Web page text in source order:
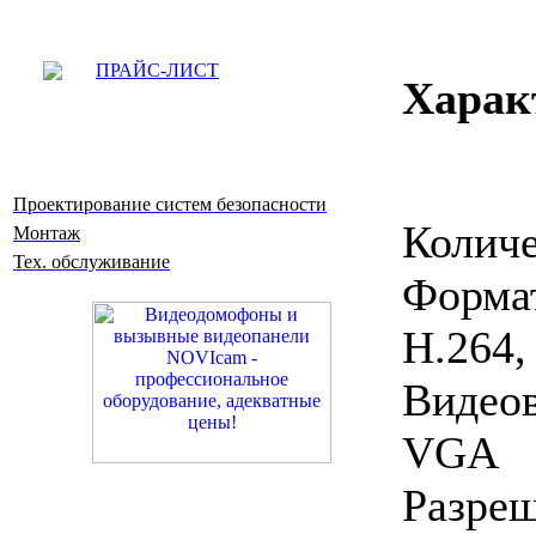
ПРАЙС-ЛИСТ
Проектирование систем безопасности
Монтаж
Тех. обслуживание
Н.264,
VGA